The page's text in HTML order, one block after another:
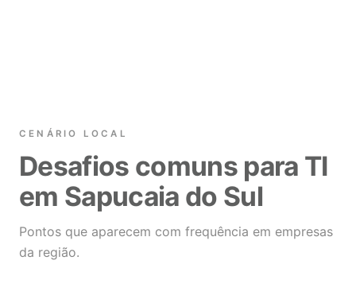
CENÁRIO LOCAL
Desafios comuns para TI
em Sapucaia do Sul
Pontos que aparecem com frequência em empresas
da região.